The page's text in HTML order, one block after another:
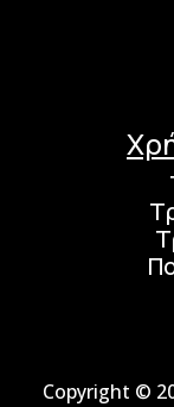
Copyright ©